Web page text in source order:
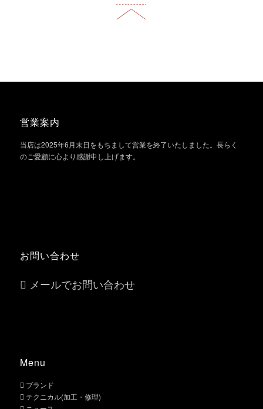
営業案内
当店は2025年6月末日をもちまして営業を終了いたしました。長らく
のご愛顧に心より感謝申し上げます。
お問い合わせ
メールでお問い合わせ
Menu
ブランド
テクニカル(加工・修理)